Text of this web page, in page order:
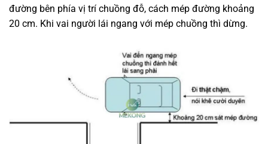
đường bên phía vị trí chuồng đỗ, cách mép đường khoảng
20 cm. Khi vai người lái ngang với mép chuồng thì dừng.